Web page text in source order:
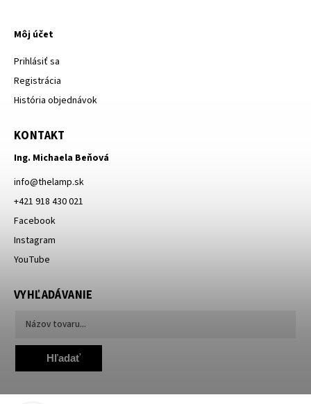
Môj účet
Prihlásiť sa
Registrácia
História objednávok
KONTAKT
Ing. Michaela Beňová
info@thelamp.sk
+421 918 430 021
Facebook
Instagram
YouTube
VYHĽADÁVANIE
Hľadať